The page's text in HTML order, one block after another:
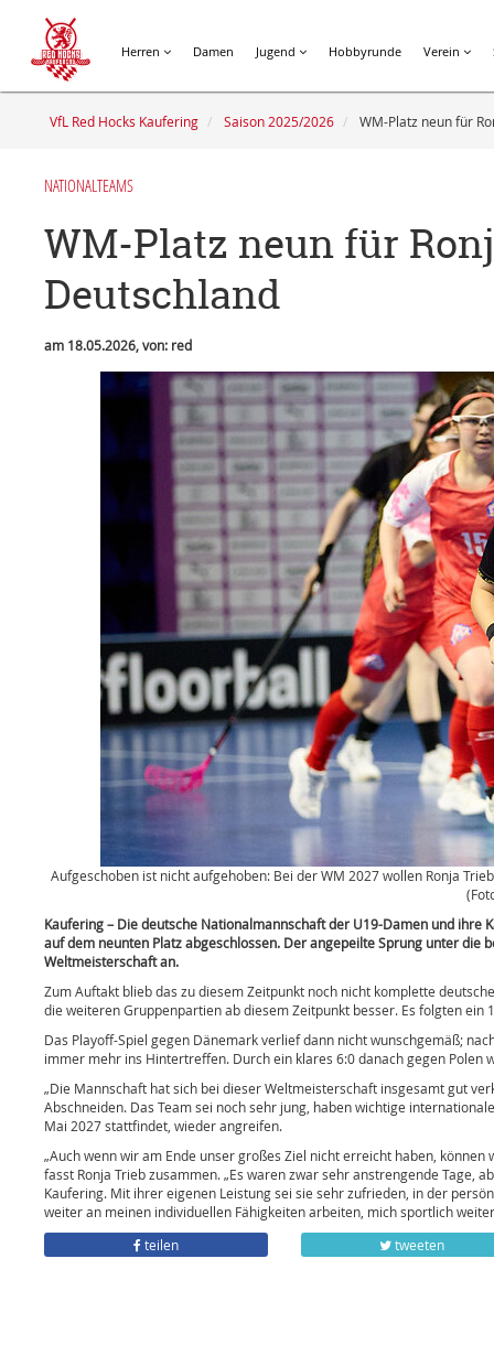
Herren Damen Jugend Hobbyrunde Verein
VfL Red Hocks Kaufering Saison 2025/2026 WM-Platz neun für
NATIONALTEAMS
WM-Platz neun für
Deutschland
am 18.05.2026, von: red
Aufgeschoben ist nicht aufgehoben: Bei der WM 2027 wollen Ronja
Kaufering – Die deutsche Nationalmannschaft der U19-Damen und
auf dem neunten Platz abgeschlossen. Der angepeilte Sprung unter die
Weltmeisterschaft an.
Zum Auftakt blieb das zu diesem Zeitpunkt noch nicht komplette
die weiteren Gruppenpartien ab diesem Zeitpunkt besser. Es folgten
Das Playoff-Spiel gegen Dänemark verlief dann nicht wunschgemäß;
immer mehr ins Hintertreffen. Durch ein klares 6:0 danach gegen Polen
„Die Mannschaft hat sich bei dieser Weltmeisterschaft insgesamt gut
Abschneiden. Das Team sei noch sehr jung, haben wichtige
Mai 2027 stattfindet, wieder angreifen.
„Auch wenn wir am Ende unser großes Ziel nicht erreicht haben,
fasst Ronja Trieb zusammen. „Es waren zwar sehr anstrengende Tage,
Kaufering. Mit ihrer eigenen Leistung sei sie sehr zufrieden, in der
weiter an meinen individuellen Fähigkeiten arbeiten, mich sportlich
teilen
tweeten